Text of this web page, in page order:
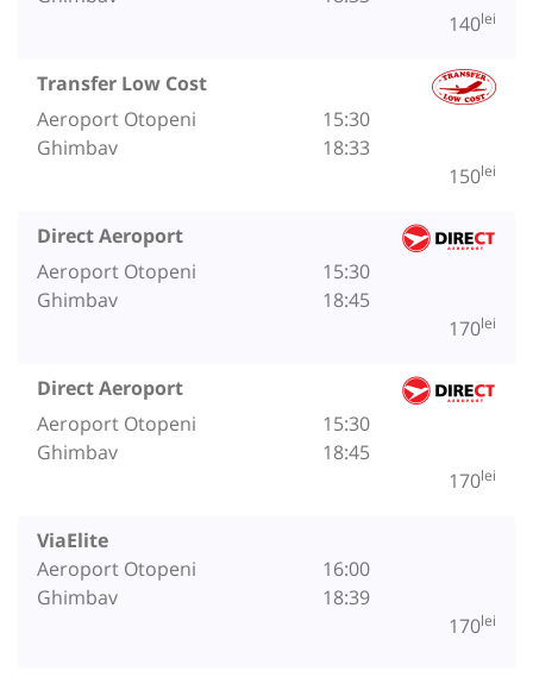
140lei
Transfer Low Cost
Aeroport Otopeni
Ghimbav
15:30
18:33
150lei
Direct Aeroport
Aeroport Otopeni
Ghimbav
15:30
18:45
170lei
Direct Aeroport
Aeroport Otopeni
Ghimbav
15:30
18:45
170lei
ViaElite
Aeroport Otopeni
Ghimbav
16:00
18:39
170lei